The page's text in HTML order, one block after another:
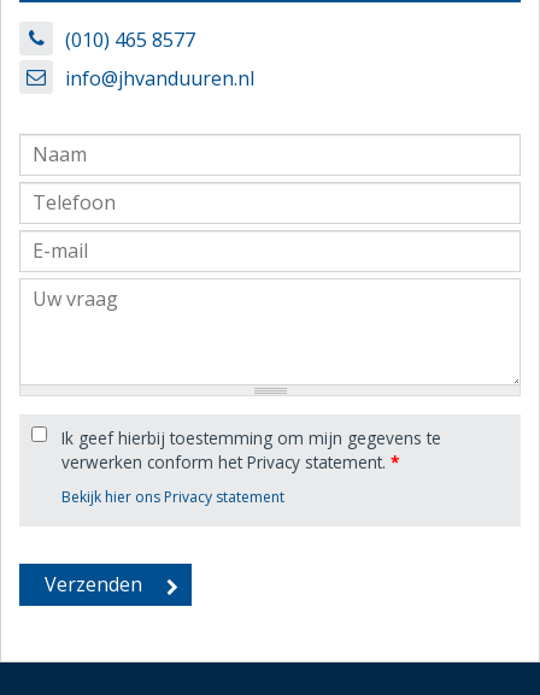
(010) 465 8577
info@jhvanduuren.nl
Ik geef hierbij toestemming om mijn gegevens te
verwerken conform het Privacy statement. *
Bekijk hier ons Privacy statement